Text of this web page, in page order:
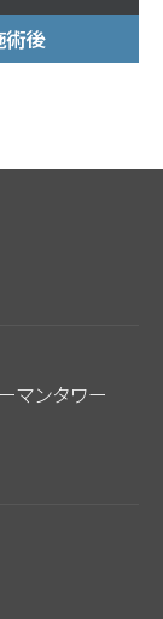
術後
マンタワー